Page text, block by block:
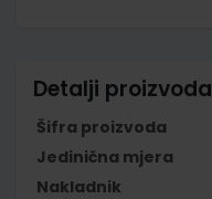
Detalji proizvoda
Šifra proizvoda
Jedinična mjera
Nakladnik